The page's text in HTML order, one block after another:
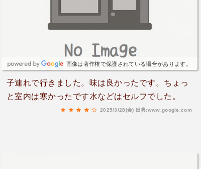
画像は著作権で保護されている場合があります。
子連れで行きました。味は良かったです。ちょっ
と室内は寒かったです水などはセルフでした。
2025/3/28(金) 出典:www.google.com